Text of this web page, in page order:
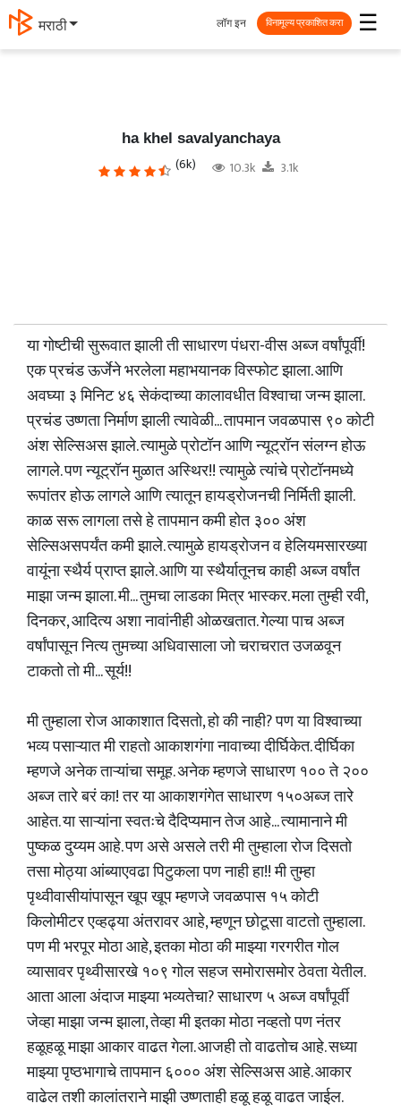
मराठी ☰
लॉग इन विनामूल्य प्रकाशित करा
ha khel savalyanchaya
(6k) 10.3k 3.1k
या गोष्टीची सुरूवात झाली ती साधारण पंधरा-वीस अब्ज वर्षांपूर्वी!
एक प्रचंड ऊर्जेने भरलेला महाभयानक विस्फोट झाला. आणि
अवघ्या ३ मिनिट ४६ सेकंदाच्या कालावधीत विश्वाचा जन्म झाला.
प्रचंड उष्णता निर्माण झाली त्यावेळी... तापमान जवळपास ९० कोटी
अंश सेल्सिअस झाले. त्यामुळे प्रोटॉन आणि न्यूट्रॉन संलग्न होऊ
लागले. पण न्यूट्रॉन मुळात अस्थिर!! त्यामुळे त्यांचे प्रोटॉनमध्ये
रूपांतर होऊ लागले आणि त्यातून हायड्रोजनची निर्मिती झाली.
काळ सरू लागला तसे हे तापमान कमी होत ३०० अंश
सेल्सिअसपर्यंत कमी झाले. त्यामुळे हायड्रोजन व हेलियमसारख्या
वायूंना स्थैर्य प्राप्त झाले. आणि या स्थैर्यातूनच काही अब्ज वर्षांत
माझा जन्म झाला. मी... तुमचा लाडका मित्र भास्कर. मला तुम्ही रवी,
दिनकर, आदित्य अशा नावांनीही ओळखतात. गेल्या पाच अब्ज
वर्षांपासून नित्य तुमच्या अधिवासाला जो चराचरात उजळवून
टाकतो तो मी... सूर्य!!
मी तुम्हाला रोज आकाशात दिसतो, हो की नाही? पण या विश्वाच्या
भव्य पसाऱ्यात मी राहतो आकाशगंगा नावाच्या दीर्घिकेत. दीर्घिका
म्हणजे अनेक ताऱ्यांचा समूह. अनेक म्हणजे साधारण १०० ते २००
अब्ज तारे बरं का! तर या आकाशगंगेत साधारण १५०अब्ज तारे
आहेत. या साऱ्यांना स्वतःचे दैदिप्यमान तेज आहे... त्यामानाने मी
पुष्कळ दुय्यम आहे. पण असे असले तरी मी तुम्हाला रोज दिसतो
तसा मोठ्या आंब्याएवढा पिटुकला पण नाही हा!! मी तुम्हा
पृथ्वीवासीयांपासून खूप खूप म्हणजे जवळपास १५ कोटी
किलोमीटर एव्हढ्या अंतरावर आहे, म्हणून छोटूसा वाटतो तुम्हाला.
पण मी भरपूर मोठा आहे, इतका मोठा की माझ्या गरगरीत गोल
व्यासावर पृथ्वीसारखे १०९ गोल सहज समोरासमोर ठेवता येतील.
आता आला अंदाज माझ्या भव्यतेचा? साधारण ५ अब्ज वर्षांपूर्वी
जेव्हा माझा जन्म झाला, तेव्हा मी इतका मोठा नव्हतो पण नंतर
हळूहळू माझा आकार वाढत गेला. आजही तो वाढतोच आहे. सध्या
माझ्या पृष्ठभागाचे तापमान ६००० अंश सेल्सिअस आहे. आकार
वाढेल तशी कालांतराने माझी उष्णताही हळू हळू वाढत जाईल.